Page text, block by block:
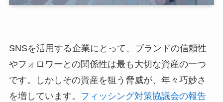
SNSを活用する企業にとって、ブランドの信頼性
やフォロワーとの関係性は最も大切な資産の一つ
です。しかしその資産を狙う脅威が、年々巧妙さ
を増しています。
フィッシング対策協議会の報告